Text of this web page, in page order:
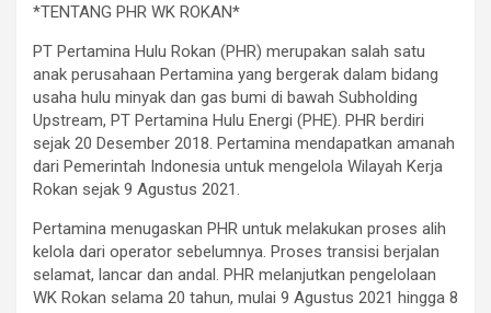
*TENTANG PHR WK ROKAN*
PT Pertamina Hulu Rokan (PHR) merupakan salah satu
anak perusahaan Pertamina yang bergerak dalam bidang
usaha hulu minyak dan gas bumi di bawah Subholding
Upstream, PT Pertamina Hulu Energi (PHE). PHR berdiri
sejak 20 Desember 2018. Pertamina mendapatkan amanah
dari Pemerintah Indonesia untuk mengelola Wilayah Kerja
Rokan sejak 9 Agustus 2021.
Pertamina menugaskan PHR untuk melakukan proses alih
kelola dari operator sebelumnya. Proses transisi berjalan
selamat, lancar dan andal. PHR melanjutkan pengelolaan
WK Rokan selama 20 tahun, mulai 9 Agustus 2021 hingga 8